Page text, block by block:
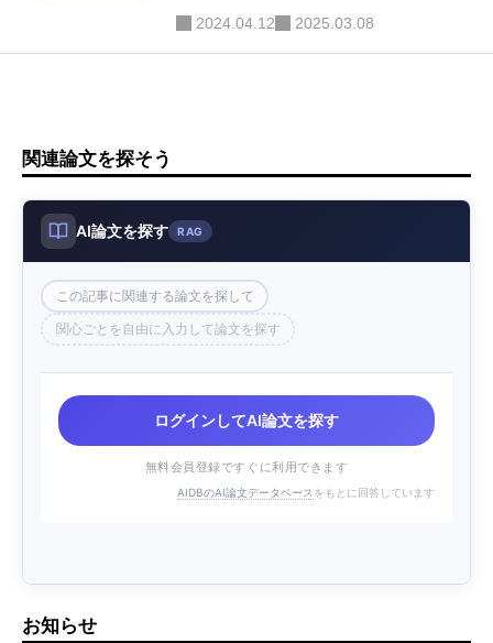
2024.04.12 2025.03.08
関連論文を探そう
AI論文を探す RAG
この記事に関連する論文を探して
関心ごとを自由に入力して論文を探す
ログインしてAI論文を探す
無料会員登録ですぐに利用できます
AIDBのAI論文データベース をもとに回答しています
お知らせ